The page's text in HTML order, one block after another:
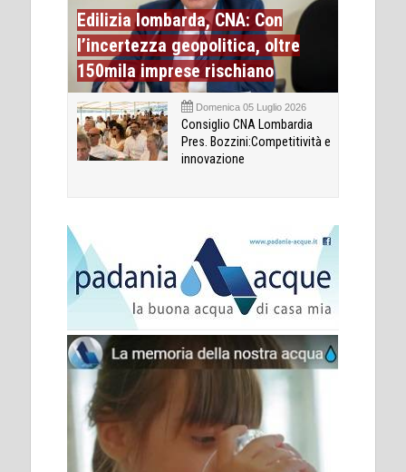
Edilizia lombarda, CNA: Con
l’incertezza geopolitica, oltre
150mila imprese rischiano
Domenica 05 Luglio 2026
Consiglio CNA Lombardia
Pres. Bozzini:Competitività e
innovazione